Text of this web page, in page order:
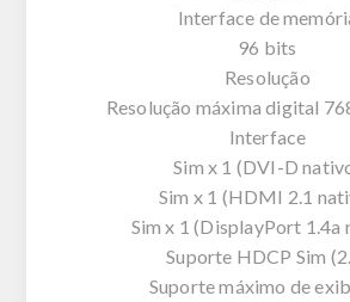
Interface de
96 bits
Resolução
Resolução máxima digital
Interface
Sim x 1 (DVI-D
Sim x 1 (HDMI 2.1
Sim x 1 (DisplayPort 1.4a
Suporte HDCP Sim
Suporte máximo de